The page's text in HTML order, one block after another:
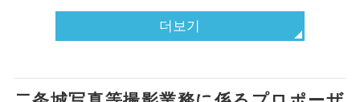
더보기